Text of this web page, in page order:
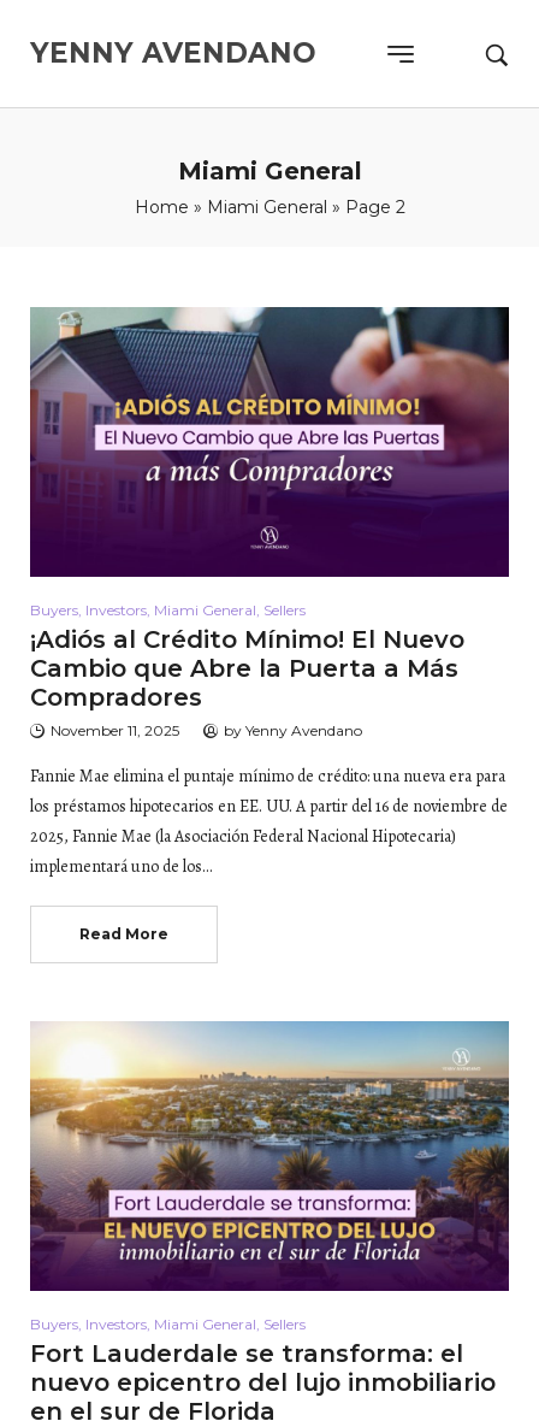
YENNY AVENDANO
Miami General
Home » Miami General » Page 2
Buyers Investors Miami General Sellers
¡Adiós al Crédito Mínimo! El Nuevo
Cambio que Abre la Puerta a Más
Compradores
November 11, 2025 by Yenny Avendano
Fannie Mae elimina el puntaje mínimo de crédito: una nueva era para
los préstamos hipotecarios en EE. UU. A partir del 16 de noviembre de
2025, Fannie Mae (la Asociación Federal Nacional Hipotecaria)
implementará uno de los…
Read More
Buyers Investors Miami General Sellers
Fort Lauderdale se transforma: el
nuevo epicentro del lujo inmobiliario
en el sur de Florida